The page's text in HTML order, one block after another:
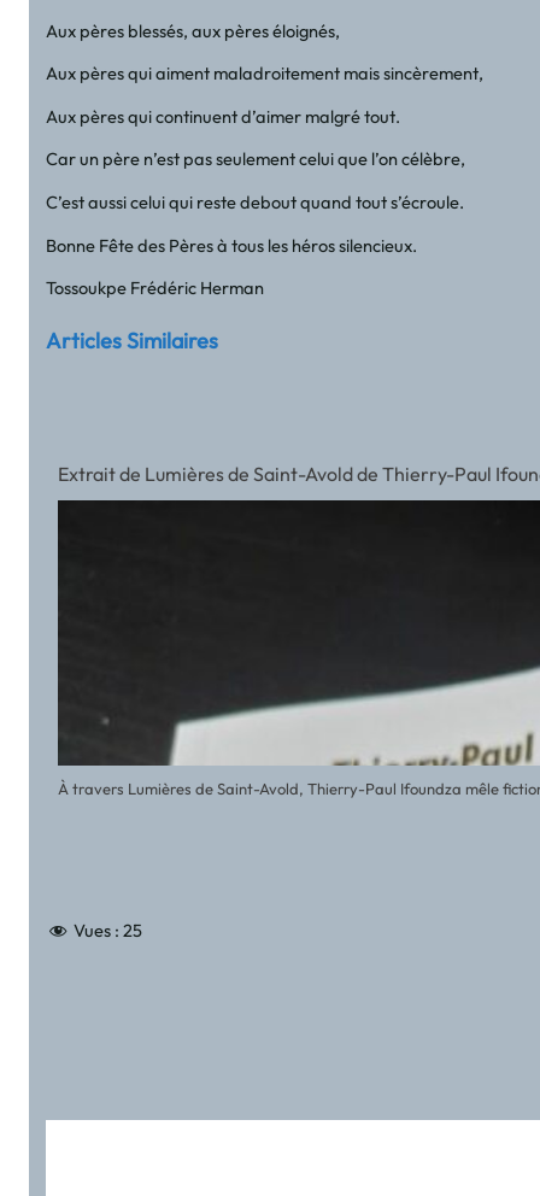
Aux pères blessés, aux pères éloignés,
Aux pères qui aiment maladroitement mais sincèrement,
Aux pères qui continuent d’aimer malgré tout.
Car un père n’est pas seulement celui que l’on célèbre,
C’est aussi celui qui reste debout quand tout s’écroule.
Bonne Fête des Pères à tous les héros silencieux.
Tossoukpe Frédéric Herman
Articles Similaires
Extrait de Lumières de Saint-Avold de Thierry-Paul
À travers Lumières de Saint-Avold, Thierry-Paul Ifoundza mêle
Vues : 25